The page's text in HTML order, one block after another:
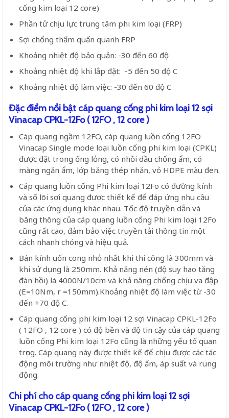
cống kim loại 12 core)
Phần tử chịu lực trung tâm phi kim loại (FRP)
Sợi chống thấm quấn quanh FRP
Khoảng nhiệt độ bảo quản: -30 đến 60 độ
Khoảng nhiệt độ khi lắp đặt: -5 đến 50 độ C
Khoảng nhiệt độ làm việc: -30 đến 60 độ C
Đặc điểm nổi bật cáp quang cống phi kim loại 12 sợi
Vinacap CPKL-12Fo ( 12FO , 12 core )
Cáp quang ngầm 12FO, cáp quang luồn cống 12FO
Vinacap Single mode loại luồn cống phi kim loại (CPKL)
được đặt trong ống lỏng, có nhồi dầu chống ẩm, có
màng ngăn ẩm, lớp băng thép nhăn, vỏ HDPE màu đen.
Cáp quang luồn cống Phi kim loại 12Fo có đường kính
và số lõi sợi quang được thiết kế để đáp ứng nhu cầu
của các ứng dụng khác nhau. Tốc độ truyền dẫn và
băng thông của cáp quang luồn cống Phi kim loại 12Fo
cũng rất cao, đảm bảo việc truyền tải thông tin một
cách nhanh chóng và hiệu quả.
Bán kính uốn cong nhỏ nhất khi thi công là 300mm và
khi sử dụng là 250mm. Khả năng nén (độ suy hao tăng
đàn hồi) là 4000N/10cm và khả năng chống chịu va đập
(E=10Nm, r =150mm).Khoảng nhiệt độ làm việc từ -30
đến +70 độ C.
Cáp quang cống phi kim loại 12 sợi Vinacap CPKL-12Fo
( 12FO , 12 core ) có độ bền và độ tin cậy của cáp quang
luồn cống Phi kim loại 12Fo cũng là những yếu tố quan
trọng. Cáp quang này được thiết kế để chịu được các tác
động môi trường như nhiệt độ, độ ẩm, áp suất và rung
động.
Chi phí cho cáp quang cống phi kim loại 12 sợi
Vinacap CPKL-12Fo ( 12FO , 12 core )